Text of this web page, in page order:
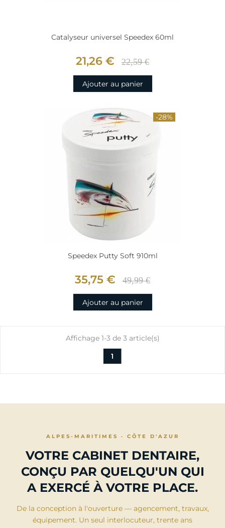
Catalyseur universel Speedex 60ml
21,26 € 22,59 €
Ajouter au panier
-28%
Speedex Putty Soft 910ml
35,75 € 49,99 €
Ajouter au panier
Affichage 1-3 de 3 article(s)
1
ALPES-MARITIMES · CÔTE D'AZUR
VOTRE CABINET DENTAIRE,
CONÇU PAR QUELQU'UN QUI
A EXERCÉ À VOTRE PLACE.
De la conception à l'ouverture — agencement, travaux,
équipement. Un seul interlocuteur, trente ans